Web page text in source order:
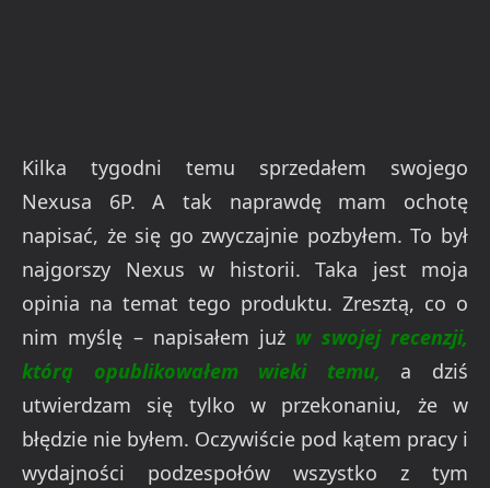
Kilka tygodni temu sprzedałem swojego
Nexusa 6P. A tak naprawdę mam ochotę
napisać, że się go zwyczajnie pozbyłem. To był
najgorszy Nexus w historii. Taka jest moja
opinia na temat tego produktu. Zresztą, co o
nim myślę – napisałem już w swojej recenzji,
którą opublikowałem wieki temu, a dziś
utwierdzam się tylko w przekonaniu, że w
błędzie nie byłem. Oczywiście pod kątem pracy i
wydajności podzespołów wszystko z tym